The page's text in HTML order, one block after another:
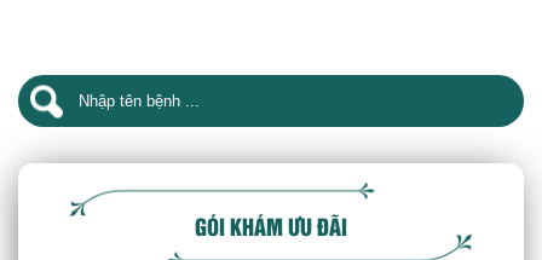
GÓI KHÁM ƯU ĐÃI